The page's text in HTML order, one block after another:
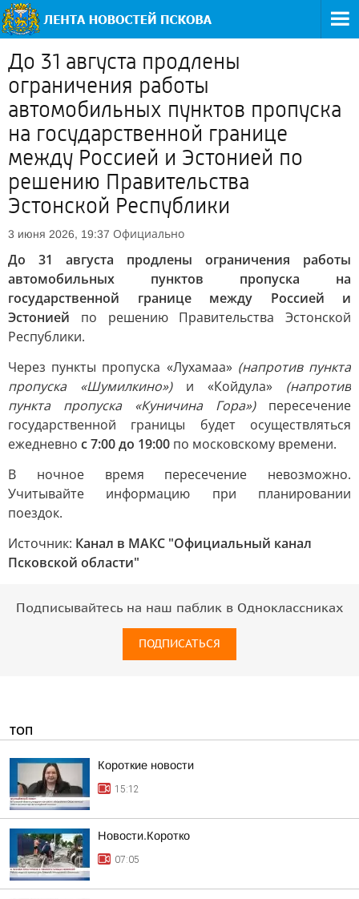
До 31 августа продлены
ограничения работы
автомобильных пунктов пропуска
на государственной границе
между Россией и Эстонией по
решению Правительства
Эстонской Республики
3 июня 2026, 19:37 Официально
До 31 августа продлены ограничения работы
автомобильных пунктов пропуска на
государственной границе между Россией и
Эстонией по решению Правительства Эстонской
Республики.
Через пункты пропуска «Лухамаа» (напротив пункта
пропуска «Шумилкино») и «Койдула» (напротив
пункта пропуска «Куничина Гора») пересечение
государственной границы будет осуществляться
ежедневно с 7:00 до 19:00 по московскому времени.
В ночное время пересечение невозможно.
Учитывайте информацию при планировании
поездок.
Источник: Канал в МАКС "Официальный канал
Псковской области"
Подписывайтесь на наш паблик в Одноклассниках
ПОДПИСАТЬСЯ
ТОП
Короткие новости
15:12
Новости.Коротко
07:05